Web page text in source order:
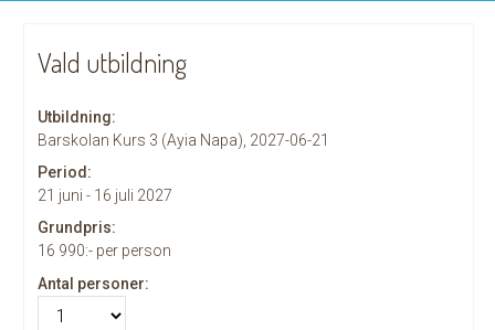
Vald utbildning
Utbildning:
Barskolan Kurs 3 (Ayia Napa), 2027-06-21
Period:
21 juni - 16 juli 2027
Grundpris:
16 990:- per person
Antal personer: